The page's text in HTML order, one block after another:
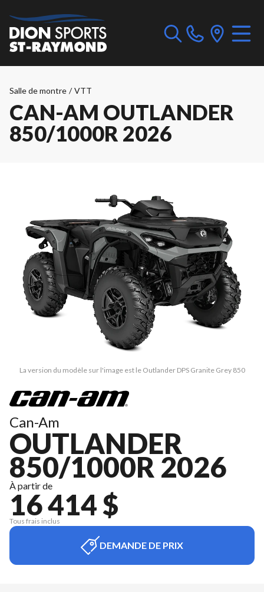
Salle de montre / VTT
CAN-AM OUTLANDER
850/1000R 2026
La version du modèle sur l'image est le Outlander DPS Granite Grey 850
Can-Am
OUTLANDER
850/1000R 2026
À partir de
16 414 $
Tous frais inclus
DEMANDE DE PRIX